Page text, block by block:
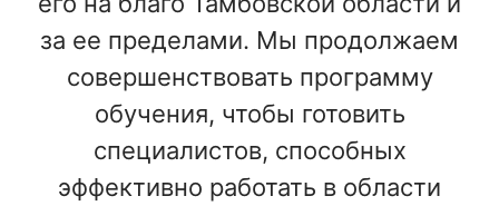
за ее пределами. Мы продолжаем
совершенствовать программу
обучения, чтобы готовить
специалистов, способных
эффективно работать в области